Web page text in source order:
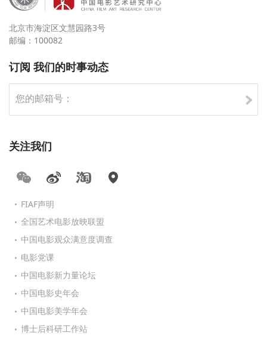
北京市海淀区文慧园路3号
邮编：100082
订阅 我们的时事动态
关注我们
FIAF声明
全国艺术电影放映联盟
中国电影观众满意度调查
电影党课
中国电影新力量论坛
中国电影史年会
中国电影美学年会
博士后科研工作站